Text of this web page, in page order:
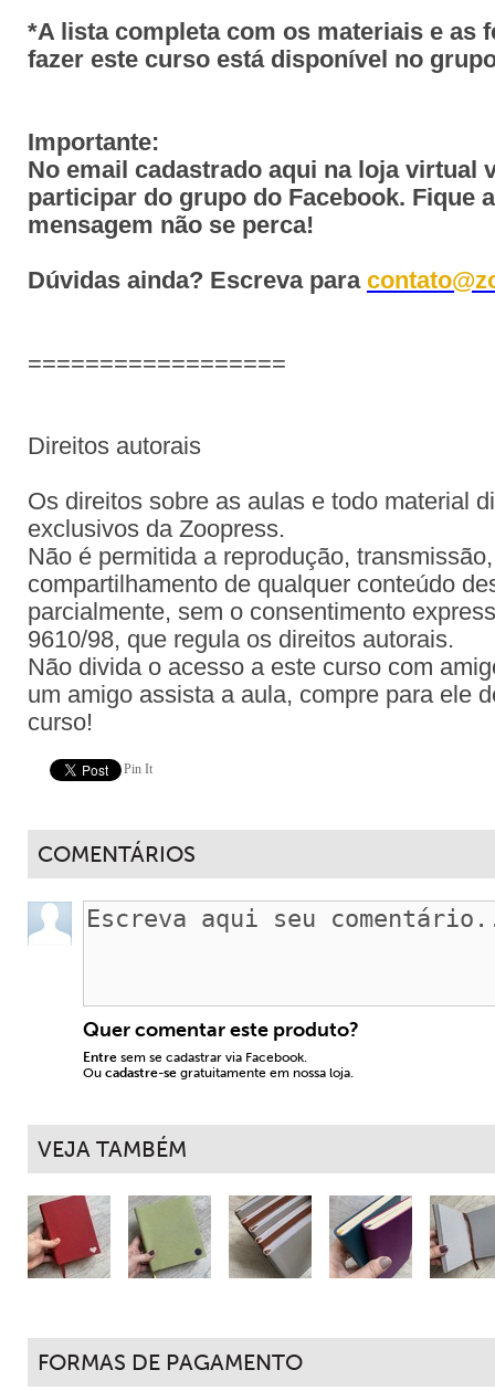
*A lista completa com os materiais e as
fazer este curso está disponível no
Importante:
No email cadastrado aqui na loja virtual
participar do grupo do Facebook. Fique
mensagem não se perca!
Dúvidas ainda? Escreva para
==================
Direitos autorais
Os direitos sobre as aulas e todo material
exclusivos da Zoopress.
Não é permitida a reprodução,
compartilhamento de qualquer conteúdo
parcialmente, sem o consentimento
9610/98, que regula os direitos autorais.
Não divida o acesso a este curso com
um amigo assista a aula, compre para ele
curso!
Pin It
COMENTÁRIOS
Quer comentar este produto?
Entre sem se cadastrar via Facebook.
Ou cadastre-se gratuitamente em nossa loja.
VEJA TAMBÉM
FORMAS DE PAGAMENTO